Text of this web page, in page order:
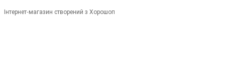
Інтернет-магазин створений з Хорошоп